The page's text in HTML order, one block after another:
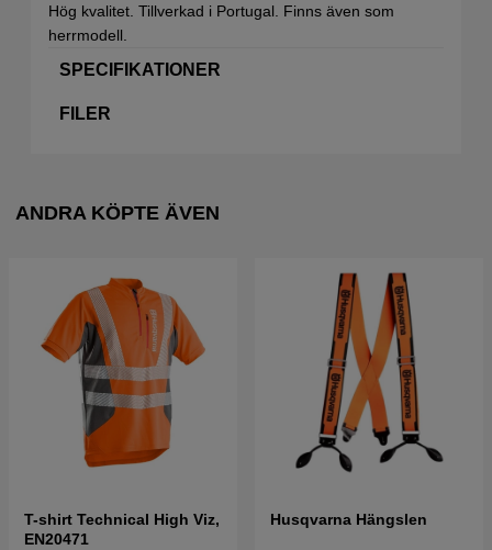
Hög kvalitet. Tillverkad i Portugal. Finns även som
herrmodell.
SPECIFIKATIONER
FILER
ANDRA KÖPTE ÄVEN
T-shirt Technical High Viz,
EN20471
Husqvarna Hängslen